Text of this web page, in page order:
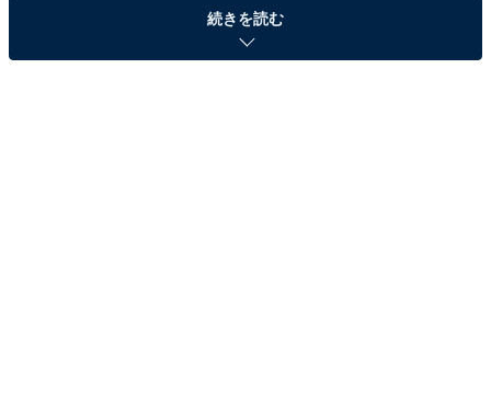
続きを読む